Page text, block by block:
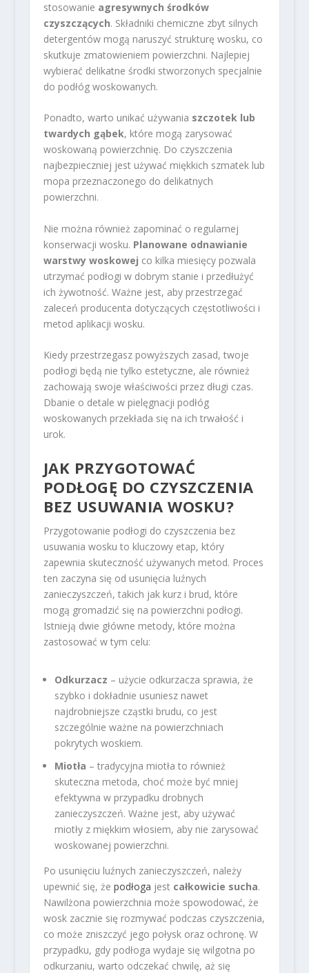
stosowanie agresywnych środków
czyszczących. Składniki chemiczne zbyt silnych
detergentów mogą naruszyć strukturę wosku, co
skutkuje zmatowieniem powierzchni. Najlepiej
wybierać delikatne środki stworzonych specjalnie
do podłóg woskowanych.
Ponadto, warto unikać używania szczotek lub
twardych gąbek, które mogą zarysować
woskowaną powierzchnię. Do czyszczenia
najbezpieczniej jest używać miękkich szmatek lub
mopa przeznaczonego do delikatnych
powierzchni.
Nie można również zapominać o regularnej
konserwacji wosku. Planowane odnawianie
warstwy woskowej co kilka miesięcy pozwala
utrzymać podłogi w dobrym stanie i przedłużyć
ich żywotność. Ważne jest, aby przestrzegać
zaleceń producenta dotyczących częstotliwości i
metod aplikacji wosku.
Kiedy przestrzegasz powyższych zasad, twoje
podłogi będą nie tylko estetyczne, ale również
zachowają swoje właściwości przez długi czas.
Dbanie o detale w pielęgnacji podłóg
woskowanych przekłada się na ich trwałość i
urok.
JAK PRZYGOTOWAĆ
PODŁOGĘ DO CZYSZCZENIA
BEZ USUWANIA WOSKU?
Przygotowanie podłogi do czyszczenia bez
usuwania wosku to kluczowy etap, który
zapewnia skuteczność używanych metod. Proces
ten zaczyna się od usunięcia luźnych
zanieczyszczeń, takich jak kurz i brud, które
mogą gromadzić się na powierzchni podłogi.
Istnieją dwie główne metody, które można
zastosować w tym celu:
Odkurzacz – użycie odkurzacza sprawia, że
szybko i dokładnie usuniesz nawet
najdrobniejsze cząstki brudu, co jest
szczególnie ważne na powierzchniach
pokrytych woskiem.
Miotła – tradycyjna miotła to również
skuteczna metoda, choć może być mniej
efektywna w przypadku drobnych
zanieczyszczeń. Ważne jest, aby używać
miotły z miękkim włosiem, aby nie zarysować
woskowanej powierzchni.
Po usunięciu luźnych zanieczyszczeń, należy
upewnić się, że podłoga jest całkowicie sucha.
Nawilżona powierzchnia może spowodować, że
wosk zacznie się rozmywać podczas czyszczenia,
co może zniszczyć jego połysk oraz ochronę. W
przypadku, gdy podłoga wydaje się wilgotna po
odkurzaniu, warto odczekać chwilę, aż się